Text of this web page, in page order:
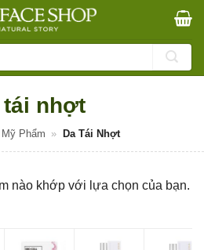
tái nhợt
Mỹ Phẩm » Da Tái Nhợt
nào khớp với lựa chọn của bạn.